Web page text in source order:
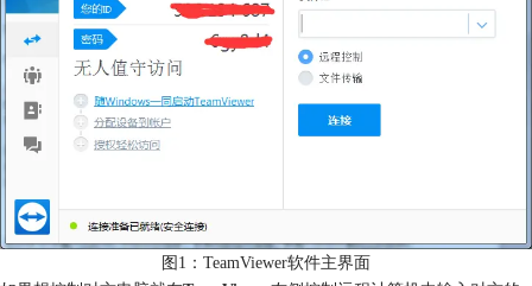
图1：TeamViewer软件主界面